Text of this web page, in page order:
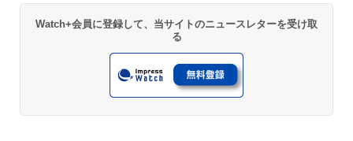
Watch+会員に登録して、当サイトのニュースレターを受け取
る